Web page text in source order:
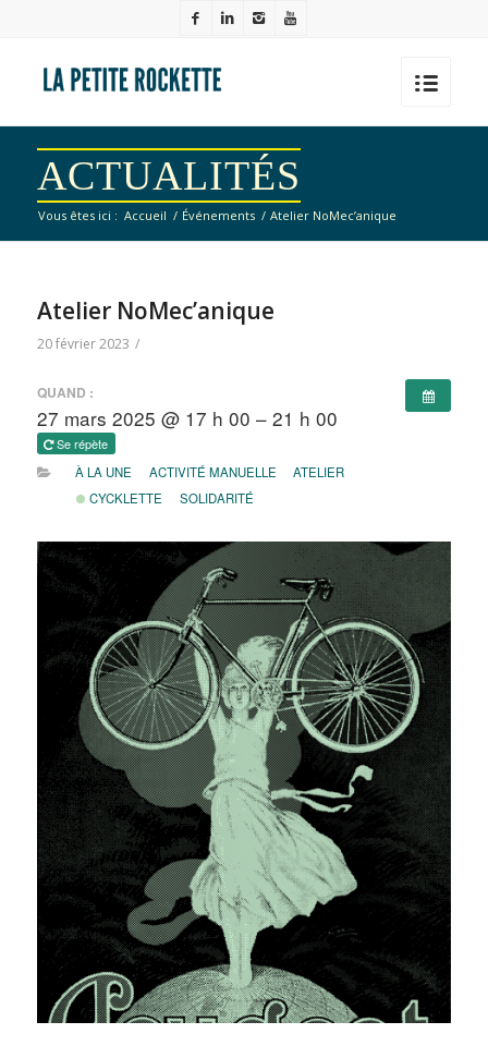
ACTUALITÉS
Vous êtes ici : Accueil / Événements / Atelier NoMec’anique
Atelier NoMec’anique
20 février 2023 /
QUAND :
27 mars 2025 @ 17 h 00 – 21 h 00
Se répète
À LA UNE
ACTIVITÉ MANUELLE
ATELIER
CYCKLETTE
SOLIDARITÉ